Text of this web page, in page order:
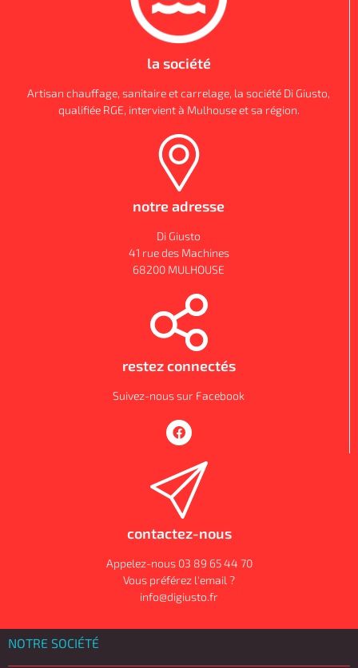
la société
Artisan chauffage, sanitaire et carrelage, la société Di Giusto,
qualifiée RGE, intervient à Mulhouse et sa région.
notre adresse
Di Giusto
41 rue des Machines
68200 MULHOUSE
restez connectés
Suivez-nous sur Facebook
contactez-nous
Appelez-nous 03 89 65 44 70
Vous préférez l'email ?
info@digiusto.fr
NOTRE SOCIÉTÉ